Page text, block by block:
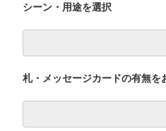
シーン・用途を選択
札・メッセージカードの有無を